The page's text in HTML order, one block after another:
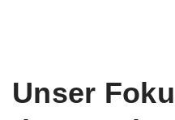
Unser